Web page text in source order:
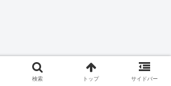
検索 トップ サイドバー